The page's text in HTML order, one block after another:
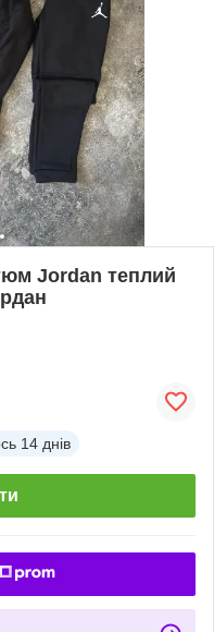
Jordan теплий
14 днів